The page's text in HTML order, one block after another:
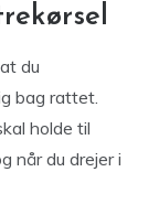
du
bag rattet.
holde til
når du drejer i